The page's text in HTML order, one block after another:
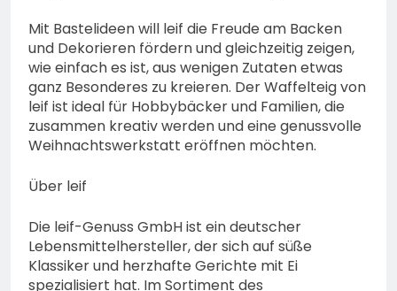
Mit Bastelideen will leif die Freude am Backen
und Dekorieren fördern und gleichzeitig zeigen,
wie einfach es ist, aus wenigen Zutaten etwas
ganz Besonderes zu kreieren. Der Waffelteig von
leif ist ideal für Hobbybäcker und Familien, die
zusammen kreativ werden und eine genussvolle
Weihnachtswerkstatt eröffnen möchten.
Über leif
Die leif-Genuss GmbH ist ein deutscher
Lebensmittelhersteller, der sich auf süße
Klassiker und herzhafte Gerichte mit Ei
spezialisiert hat. Im Sortiment des